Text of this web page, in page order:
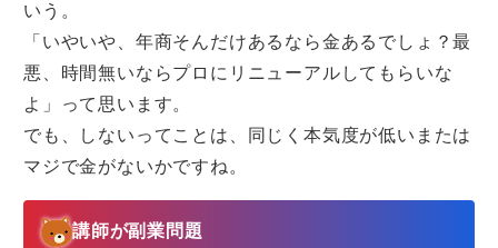
いう。
「いやいや、年商そんだけあるなら金あるでしょ？最
悪、時間無いならプロにリニューアルしてもらいな
よ」って思います。
でも、しないってことは、同じく本気度が低いまたは
マジで金がないかですね。
講師が副業問題